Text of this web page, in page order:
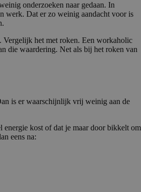
onderzoeken naar gedaan. In
werk. Dat er zo weinig aandacht voor is
Vergelijk het met roken. Een workaholic
die waardering. Net als bij het roken van
is er waarschijnlijk vrij weinig aan de
kost of dat je maar door bikkelt om
eens na: